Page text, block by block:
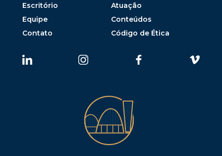
Escritório
Atuação
Equipe
Conteúdos
Contato
Código de Ética